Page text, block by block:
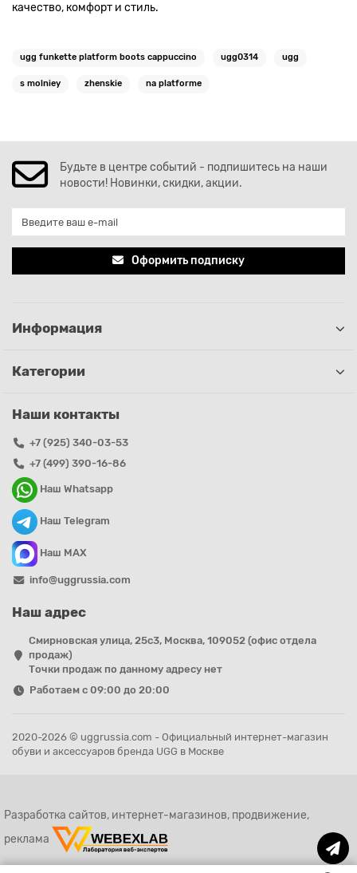
качество, комфорт и стиль.
ugg funkette platform boots cappuccino ugg0314 ugg
s molniey zhenskie na platforme
Будьте в центре событий - подпишитесь на наши
новости! Новинки, скидки, акции.
Оформить подписку
Информация
Категории
Наши контакты
+7 (925) 340-03-53
+7 (499) 390-16-86
Наш Whatsapp
Наш Telegram
Наш MAX
info@uggrussia.com
Наш адрес
Смирновская улица, 25с3, Москва, 109052 (офис отдела
продаж)
Точки продаж по данному адресу нет
Работаем с 09:00 до 20:00
2020-2026 © uggrussia.com - Официальный интернет-магазин
обуви и аксессуаров бренда UGG в Москве
Разработка сайтов, интернет-магазинов, продвижение,
реклама